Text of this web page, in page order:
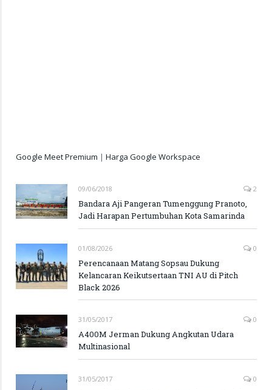
Google Meet Premium | Harga Google Workspace
09/06/2018 2
Bandara Aji Pangeran Tumenggung Pranoto,
Jadi Harapan Pertumbuhan Kota Samarinda
01/08/2026 0
Perencanaan Matang Sopsau Dukung
Kelancaran Keikutsertaan TNI AU di Pitch
Black 2026
31/05/2017 0
A400M Jerman Dukung Angkutan Udara
Multinasional
31/05/2017 0